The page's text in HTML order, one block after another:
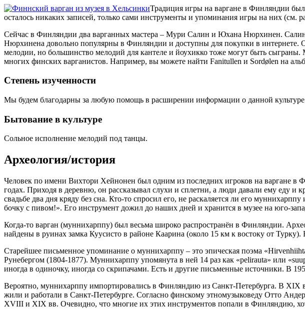
Традиция игры на варгане в Финляндии
осталось никаких записей, только сами инструменты и упоминания игры на них (см.
Сейчас в Финляндии два варганных мастера – Мури Салин и Юхана Нюрхинен.
Нюрхинена довольно популярны в Финляндии и доступны для покупки в интернете.
мелодии, но большинство мелодий для кантеле и йоухикко тоже могут быть
многих финских варганистов. Например, вы можете найти Fanitullen и Sordølen на
Степень изученности
Мы будем благодарны за любую помощь в расширении информации о данной
Бытование в культуре
Сольное исполнение мелодий под танцы.
Археология/история
Человек по имени Вихтори Хейнонен был одним из последних игроков на варгане в
годах. Приходя в деревню, он рассказывал слухи и сплетни, а люди давали ему еду и
свадьбе два дня кряду без сна. Кто-то спросил его, не раскаляется ли его
бочку с пивом!». Его инструмент дожил до наших дней и хранится в музее на юго-
Когда-то варган (муннихарппу) был весьма широко распространён в Финляндии.
найдены в руинах замка Куусисто в районе Каарина (около 15 км к востоку от
Старейшее письменное упоминание о муннихарппу – это эпическая поэма
Рунебергом (1804-1877). Муннихарппу упомянута в ней 14 раз как «pelirauta» или
иногда в одиночку, иногда со скрипачами. Есть и другие письменные источники. В
Вероятно, муннихарппу импортировались в Финляндию из Санкт-Петербурга. В
жили и работали в Санкт-Петербурге. Согласно финскому этномузыковеду Отто
XVIII и XIX вв. Очевидно, что многие их этих инструментов попали в Финляндию,